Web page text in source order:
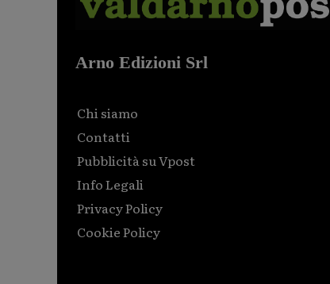
Arno Edizioni Srl
Chi siamo
Contatti
Pubblicità su Vpost
Info Legali
Privacy Policy
Cookie Policy